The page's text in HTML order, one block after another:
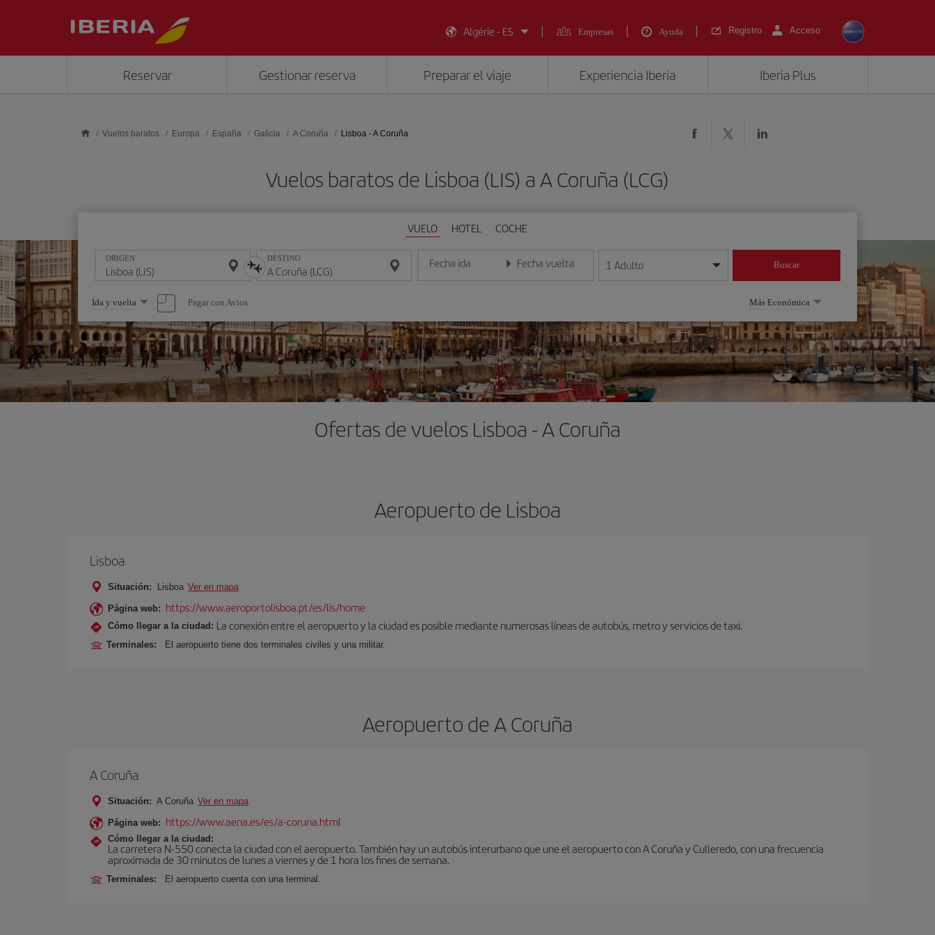
Algérie - ES
Empresas Ayuda Registro Acceso
Reservar Gestionar reserva Preparar el viaje Experiencia Iberia Iberia Plus
Vuelos baratos Europa España Galicia A Coruña Lisboa - A Coruña
Vuelos baratos de Lisboa (LIS) a A Coruña (LCG)
VUELO HOTEL COCHE
ORIGEN DESTINO Fecha ida
Introduce la fecha en formato día/mes/año
Fecha vuelta
Introduce la fecha en formato día/mes/año
1 Adulto Buscar
Seleccione
una
opción
Ida y vuelta Pagar con Avios Más Económica
Ofertas de vuelos Lisboa - A Coruña
Aeropuerto de Lisboa
Lisboa
Situación: Lisboa Ver en mapa
Página web: https://www.aeroportolisboa.pt/es/lis/home
Cómo llegar a la ciudad: La conexión entre el aeropuerto y la ciudad es posible mediante numerosas líneas de autobús, metro y servicios de taxi.
Terminales: El aeropuerto tiene dos terminales civiles y una militar.
Aeropuerto de A Coruña
A Coruña
Situación: A Coruña Ver en mapa
Página web: https://www.aena.es/es/a-coruna.html
Cómo llegar a la ciudad:
La carretera N-550 conecta la ciudad con el aeropuerto. También hay un autobús interurbano que une el aeropuerto con A Coruña y Culleredo, con una frecuencia
aproximada de 30 minutos de lunes a viernes y de 1 hora los fines de semana.
Terminales: El aeropuerto cuenta con una terminal.